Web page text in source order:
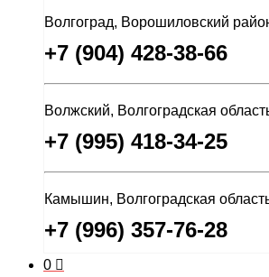
Волгоград, Ворошиловский
+7 (904) 428-38-66
Волжский, Волгоградская
+7 (995) 418-34-25
Камышин, Волгоградская
+7 (996) 357-76-28
0